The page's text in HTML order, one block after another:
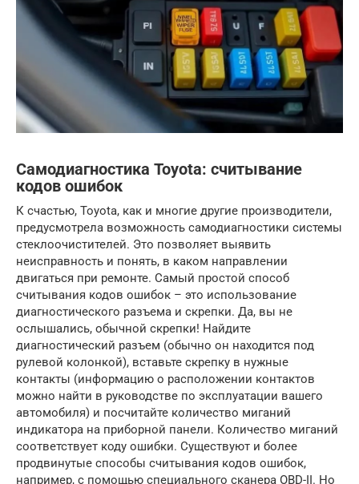
Самодиагностика Toyota: считывание
кодов ошибок
К счастью, Toyota, как и многие другие производители,
предусмотрела возможность самодиагностики системы
стеклоочистителей. Это позволяет выявить
неисправность и понять, в каком направлении
двигаться при ремонте. Самый простой способ
считывания кодов ошибок – это использование
диагностического разъема и скрепки. Да, вы не
ослышались, обычной скрепки! Найдите
диагностический разъем (обычно он находится под
рулевой колонкой), вставьте скрепку в нужные
контакты (информацию о расположении контактов
можно найти в руководстве по эксплуатации вашего
автомобиля) и посчитайте количество миганий
индикатора на приборной панели. Количество миганий
соответствует коду ошибки. Существуют и более
продвинутые способы считывания кодов ошибок,
например, с помощью специального сканера OBD-II. Но